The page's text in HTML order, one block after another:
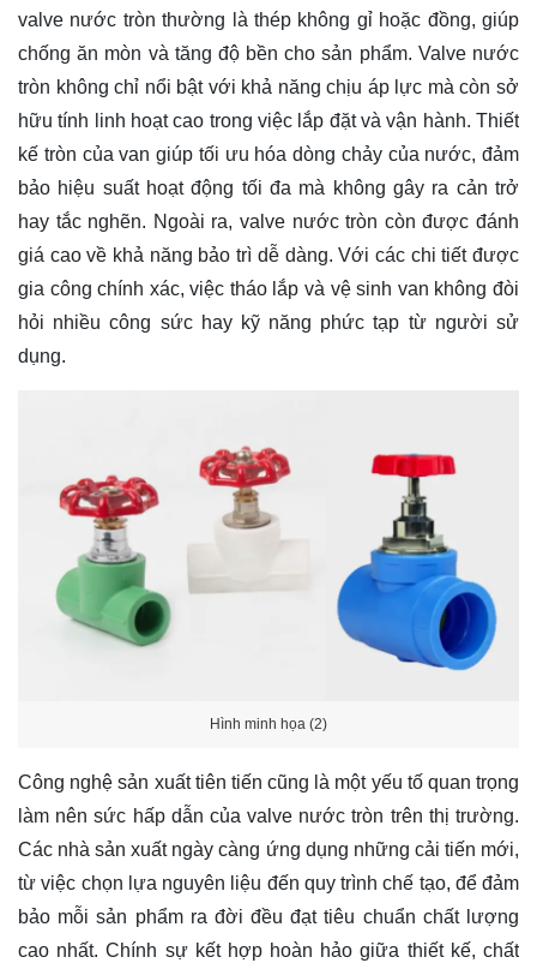
valve nước tròn thường là thép không gỉ hoặc đồng, giúp
chống ăn mòn và tăng độ bền cho sản phẩm. Valve nước
tròn không chỉ nổi bật với khả năng chịu áp lực mà còn sở
hữu tính linh hoạt cao trong việc lắp đặt và vận hành. Thiết
kế tròn của van giúp tối ưu hóa dòng chảy của nước, đảm
bảo hiệu suất hoạt động tối đa mà không gây ra cản trở
hay tắc nghẽn. Ngoài ra, valve nước tròn còn được đánh
giá cao về khả năng bảo trì dễ dàng. Với các chi tiết được
gia công chính xác, việc tháo lắp và vệ sinh van không đòi
hỏi nhiều công sức hay kỹ năng phức tạp từ người sử
dụng.
Hình minh họa (2)
Công nghệ sản xuất tiên tiến cũng là một yếu tố quan trọng
làm nên sức hấp dẫn của valve nước tròn trên thị trường.
Các nhà sản xuất ngày càng ứng dụng những cải tiến mới,
từ việc chọn lựa nguyên liệu đến quy trình chế tạo, để đảm
bảo mỗi sản phẩm ra đời đều đạt tiêu chuẩn chất lượng
cao nhất. Chính sự kết hợp hoàn hảo giữa thiết kế, chất